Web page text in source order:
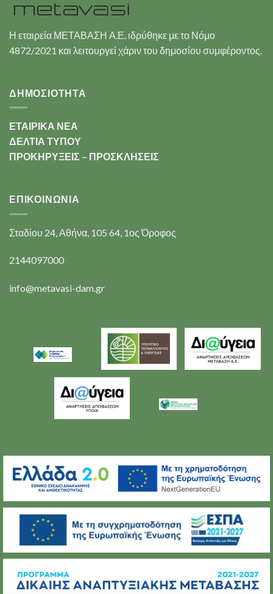
Η εταιρεία ΜΕΤΑΒΑΣΗ Α.Ε. ιδρύθηκε με το Νόμο
4872/2021 και λειτουργεί χάριν του δημοσίου συμφέροντος.
ΔΗΜΟΣΙΟΤΗΤΑ
ΕΤΑΙΡΙΚΑ ΝΕΑ
ΔΕΛΤΙΑ ΤΥΠΟΥ
ΠΡΟΚΗΡΥΞΕΙΣ – ΠΡΟΣΚΛΗΣΕΙΣ
ΕΠΙΚΟΙΝΩΝΊΑ
Σταδίου 24, Αθήνα, 105 64, 1ος Όροφος
2144097000
info@metavasi-dam.gr